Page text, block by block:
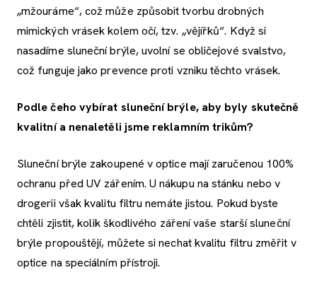
„mžouráme“, což může způsobit tvorbu drobných
mimických vrásek kolem očí, tzv. „vějířků“. Když si
nasadíme sluneční brýle, uvolní se obličejové svalstvo,
což funguje jako prevence proti vzniku těchto vrásek.
Podle čeho vybírat sluneční brýle, aby byly skutečně
kvalitní a nenaletěli jsme reklamním trikům?
Sluneční brýle zakoupené v optice mají zaručenou 100%
ochranu před UV zářením. U nákupu na stánku nebo v
drogerii však kvalitu filtru nemáte jistou. Pokud byste
chtěli zjistit, kolik škodlivého záření vaše starší sluneční
brýle propouštějí, můžete si nechat kvalitu filtru změřit v
optice na speciálním přístroji.